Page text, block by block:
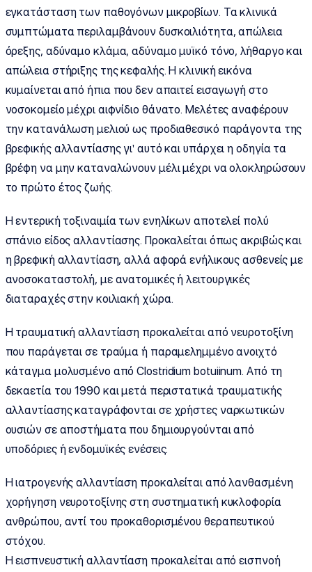
εγκατάσταση των παθογόνων μικροβίων. Τα κλινικά
συμπτώματα περιλαμβάνουν δυσκοιλιότητα, απώλεια
όρεξης, αδύναμο κλάμα, αδύναμο μυϊκό τόνο, λήθαργο και
απώλεια στήριξης της κεφαλής. Η κλινική εικόνα
κυμαίνεται από ήπια που δεν απαιτεί εισαγωγή στο
νοσοκομείο μέχρι αιφνίδιο θάνατο. Μελέτες αναφέρουν
την κατανάλωση μελιού ως προδιαθεσικό παράγοντα της
βρεφικής αλλαντίασης γι' αυτό και υπάρχει η οδηγία τα
βρέφη να μην καταναλώνουν μέλι μέχρι να ολοκληρώσουν
το πρώτο έτος ζωής.
Η εντερική τοξιναιμία των ενηλίκων αποτελεί πολύ
σπάνιο είδος αλλαντίασης. Προκαλείται όπως ακριβώς και
η βρεφική αλλαντίαση, αλλά αφορά ενήλικους ασθενείς με
ανοσοκαταστολή, με ανατομικές ή λειτουργικές
διαταραχές στην κοιλιακή χώρα.
Η τραυματική αλλαντίαση προκαλείται από νευροτοξίνη
που παράγεται σε τραύμα ή παραμελημμένο ανοιχτό
κάταγμα μολυσμένο από Clostridium botuiinum. Από τη
δεκαετία του 1990 και μετά περιστατικά τραυματικής
αλλαντίασης καταγράφονται σε χρήστες ναρκωτικών
ουσιών σε αποστήματα που δημιουργούνται από
υποδόριες ή ενδομυϊκές ενέσεις.
Η ιατρογενής αλλαντίαση προκαλείται από λανθασμένη
χορήγηση νευροτοξίνης στη συστηματική κυκλοφορία
ανθρώπου, αντί του προκαθορισμένου θεραπευτικού
στόχου.
Η εισπνευστική αλλαντίαση προκαλείται από εισπνοή